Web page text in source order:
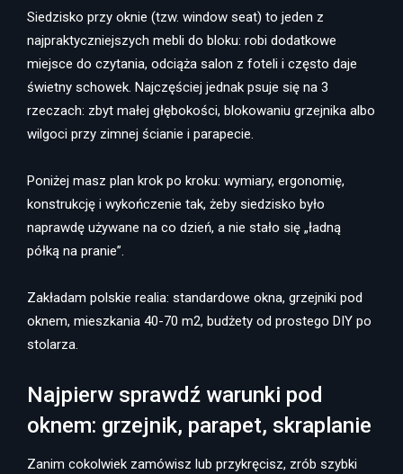
Siedzisko przy oknie (tzw. window seat) to jeden z
najpraktyczniejszych mebli do bloku: robi dodatkowe
miejsce do czytania, odciąża salon z foteli i często daje
świetny schowek. Najczęściej jednak psuje się na 3
rzeczach: zbyt małej głębokości, blokowaniu grzejnika albo
wilgoci przy zimnej ścianie i parapecie.
Poniżej masz plan krok po kroku: wymiary, ergonomię,
konstrukcję i wykończenie tak, żeby siedzisko było
naprawdę używane na co dzień, a nie stało się „ładną
półką na pranie”.
Zakładam polskie realia: standardowe okna, grzejniki pod
oknem, mieszkania 40-70 m2, budżety od prostego DIY po
stolarza.
Najpierw sprawdź warunki pod
oknem: grzejnik, parapet, skraplanie
Zanim cokolwiek zamówisz lub przykręcisz, zrób szybki